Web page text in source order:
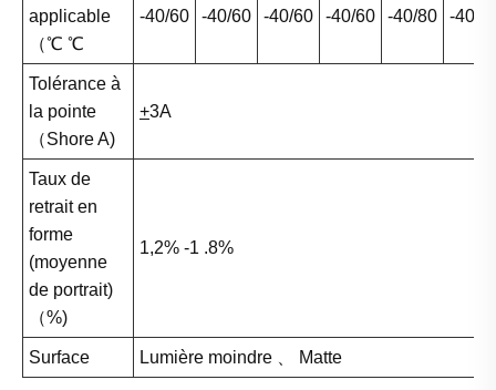
applicable
（℃ ℃
-40/60 -40/60 -40/60 -40/60 -40/80 -40/
Tolérance à
la pointe
（Shore A)
+3A
Taux de
retrait en
forme
(moyenne
de portrait)
（%)
1,2% -1 .8%
Surface Lumière moindre 、 Matte